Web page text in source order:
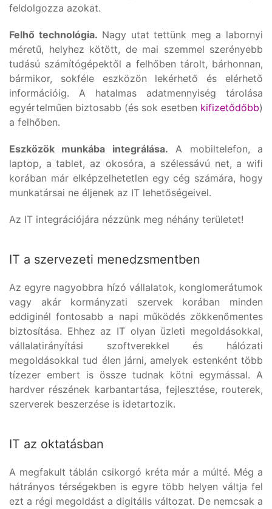
feldolgozza azokat.
Felhő technológia. Nagy utat tettünk meg a labornyi
méretű, helyhez kötött, de mai szemmel szerényebb
tudású számítógépektől a felhőben tárolt, bárhonnan,
bármikor, sokféle eszközön lekérhető és elérhető
információig. A hatalmas adatmennyiség tárolása
egyértelműen biztosabb (és sok esetben kifizetődőbb)
a felhőben.
Eszközök munkába integrálása. A mobiltelefon, a
laptop, a tablet, az okosóra, a szélessávú net, a wifi
korában már elképzelhetetlen egy cég számára, hogy
munkatársai ne éljenek az IT lehetőségeivel.
Az IT integrációjára nézzünk meg néhány területet!
IT a szervezeti menedzsmentben
Az egyre nagyobbra hízó vállalatok, konglomerátumok
vagy akár kormányzati szervek korában minden
eddiginél fontosabb a napi működés zökkenőmentes
biztosítása. Ehhez az IT olyan üzleti megoldásokkal,
vállalatirányítási szoftverekkel és hálózati
megoldásokkal tud élen járni, amelyek estenként több
tízezer embert is össze tudnak kötni egymással. A
hardver részének karbantartása, fejlesztése, routerek,
szerverek beszerzése is idetartozik.
IT az oktatásban
A megfakult táblán csikorgó kréta már a múlté. Még a
hátrányos térségekben is egyre több helyen váltja fel
ezt a régi megoldást a digitális változat. De nemcsak a